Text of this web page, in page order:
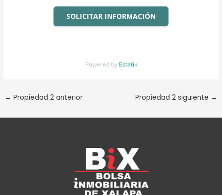
SOLICITAR INFORMACIÓN
Powered by Estatik
← Propiedad 2 anterior Propiedad 2 siguiente →